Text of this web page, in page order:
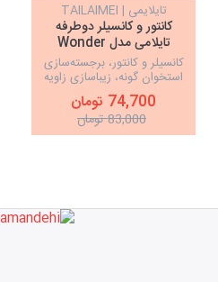
تایلایمی | TAILAIMEI
کانتور و کانسیلر دوطرفه
تایلامی مدل Wonder
Stick
کانسیلر و کانتور، برجسته‌سازی
استخوان گونه، زیباسازی زاویه
فک و صورت
74,700 تومان
83,000 تومان